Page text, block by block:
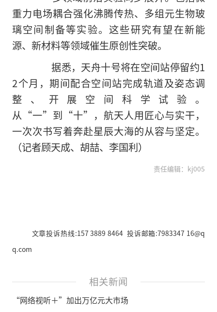
重力电场耦合强化沸腾传热、多组元生物玻
璃空间制备等实验。这些研究有望在新能
源、新材料等领域催生原创性突破。
据悉，天舟十号将在空间站停留约1
2个月，期间配合空间站完成轨道及姿态调
整、开展空间科学试验。
从“一”到“十”，航天人用匠心与实干，
一次次书写着奔赴星辰大海的从容与坚定。
（记者顾天成、胡喆、李国利）
责任编辑：kj005
文章投诉热线:157 3889 8464 投诉邮箱:7983347 16@q
q.com
相关新闻
“网络视听＋”加出万亿元大市场